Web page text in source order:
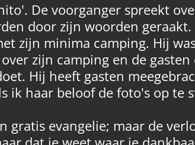
De voorganger spreekt
door zijn woorden
zijn minima camping. Hij
zijn camping en de
Hij heeft gasten
ik haar beloof de foto's op te
gratis evangelie; maar de